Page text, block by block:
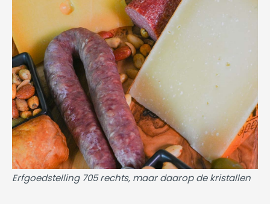
Erfgoedstelling 705 rechts, maar daarop de kristallen